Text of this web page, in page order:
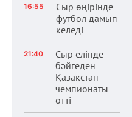
16:55
Сыр өңірінде
футбол дамып
келеді
21:40
Сыр елінде
бәйгеден
Қазақстан
чемпионаты
өтті